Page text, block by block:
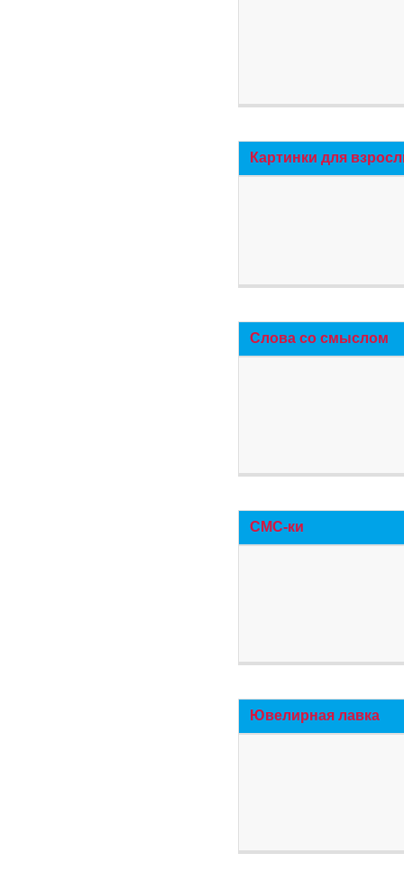
Картинки для
Слова со смыслом
СМС-ки
Ювелирная лавка